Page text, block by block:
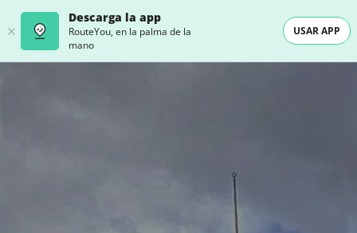
Descarga la app
RouteYou, en la palma de la
mano
USAR APP